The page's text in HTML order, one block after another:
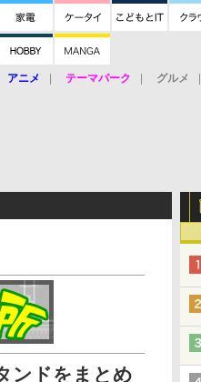
アニメ テーマパーク グルメ
ンドをまとめ